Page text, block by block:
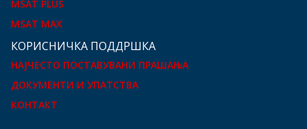
MSAT PLUS
MSAT MAX
КOРИСНИЧКА ПОДДРШКА
НАЈЧЕСТО ПОСТАВУВАНИ ПРАШАЊА
ДОКУМЕНТИ И УПАТСТВА
КОНТАКТ